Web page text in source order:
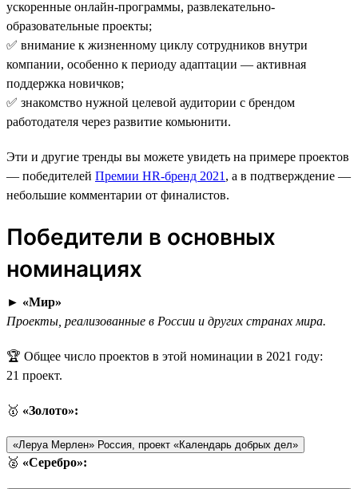
ускоренные онлайн-программы, развлекательно-
образовательные проекты;
✅ внимание к жизненному циклу сотрудников внутри
компании, особенно к периоду адаптации — активная
поддержка новичков;
✅ знакомство нужной целевой аудитории с брендом
работодателя через развитие комьюнити.
Эти и другие тренды вы можете увидеть на примере проектов
— победителей Премии HR-бренд 2021 , а в подтверждение —
небольшие комментарии от финалистов.
Победители в основных
номинациях
► «Мир»
Проекты, реализованные в России и других странах мира.
🏆 Общее число проектов в этой номинации в 2021 году:
21 проект.
🥇 «Золото»:
«Леруа Мерлен» Россия, проект «Календарь добрых дел»
🥈 «Серебро»: